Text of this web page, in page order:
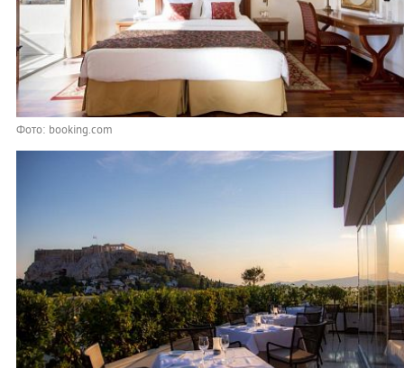
Фото: booking.com